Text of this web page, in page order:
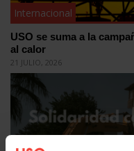
Internacional
USO se suma a la
al calor
21 JULIO, 2026